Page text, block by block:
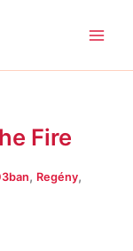
Fire
, Regény,